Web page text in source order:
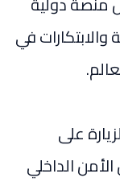
في
على
الداخلي